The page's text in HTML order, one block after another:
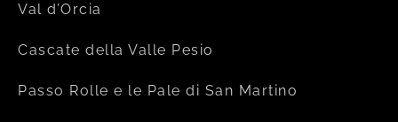
Val d’Orcia
Cascate della Valle Pesio
Passo Rolle e le Pale di San Martino